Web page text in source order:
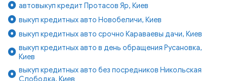
автовыкуп кредит Протасов Яр, Киев
выкуп кредитных авто Новобеличи, Киев
выкуп кредитных авто срочно Караваевы дачи, Киев
выкуп кредитных авто в день обращения Русановка,
Киев
выкуп кредитных авто без посредников Никольская
Слободка, Киев